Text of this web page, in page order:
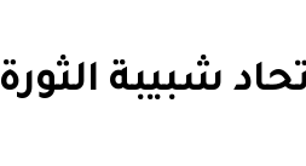
شبيبة الثورة